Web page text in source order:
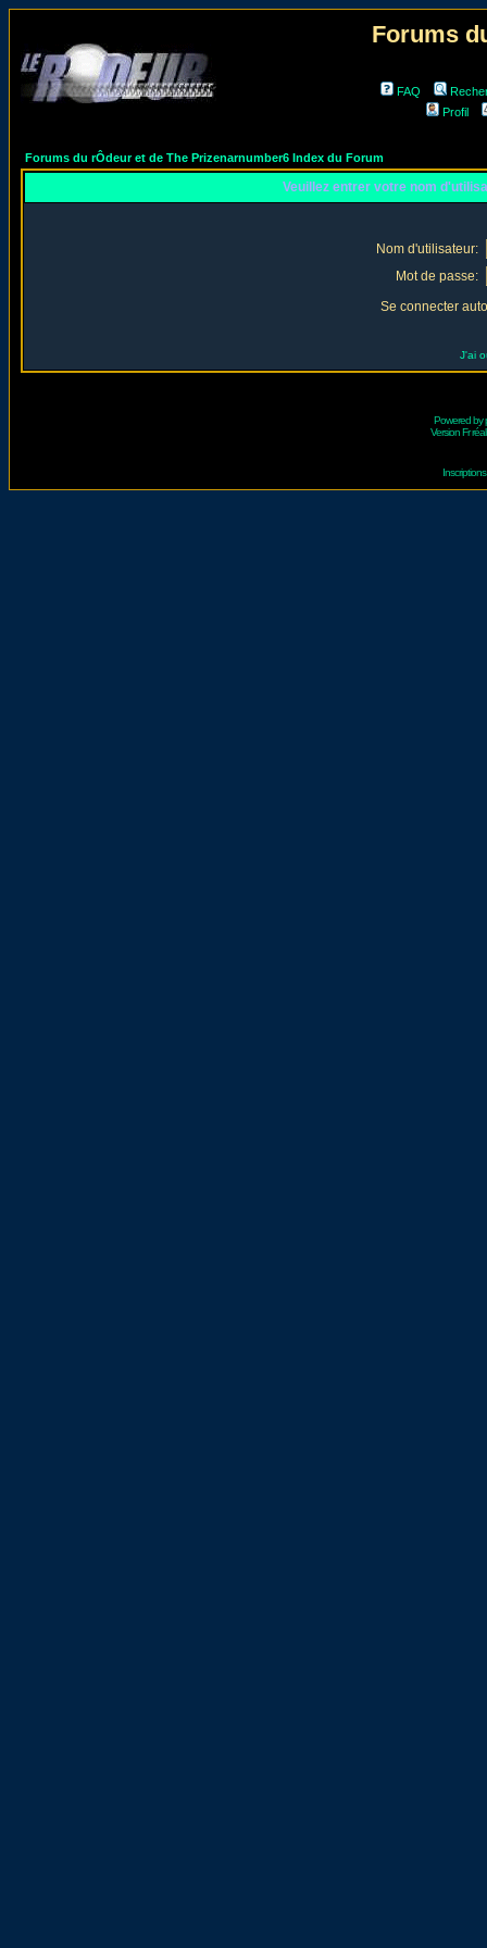
Forums
FAQ
Profil
Forums du rÔdeur et de The Prizenarnumber6 Index du Forum
Veuillez entrer votre nom
Nom d'utilisateur:
Mot de passe:
Se connecter
J'ai
Powered by
Version Fr